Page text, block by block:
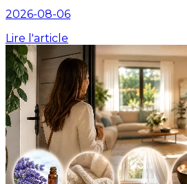
2026-08-06
Lire l'article